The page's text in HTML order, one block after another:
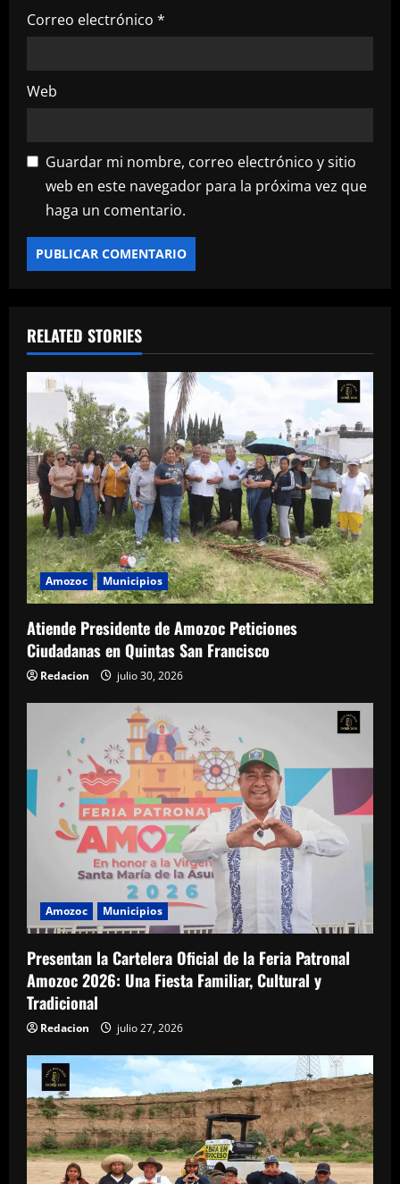
Correo electrónico *
Web
Guardar mi nombre, correo electrónico y sitio
web en este navegador para la próxima vez que
haga un comentario.
RELATED STORIES
Amozoc Municipios
Atiende Presidente de Amozoc Peticiones
Ciudadanas en Quintas San Francisco
Redacion julio 30, 2026
Amozoc Municipios
Presentan la Cartelera Oficial de la Feria Patronal
Amozoc 2026: Una Fiesta Familiar, Cultural y
Tradicional
Redacion julio 27, 2026